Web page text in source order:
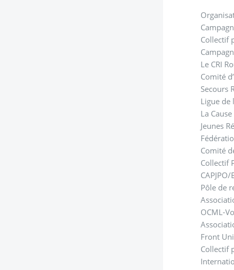
Collectif
Le CRI
Comité
Secours
Ligue de
La
Jeunes
Comité
Collectif
Pôle de
OCML-
Front
Collectif